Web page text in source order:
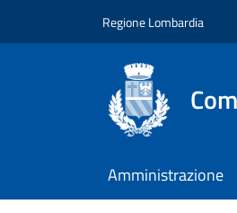
Regione Lombardia
Amministrazione